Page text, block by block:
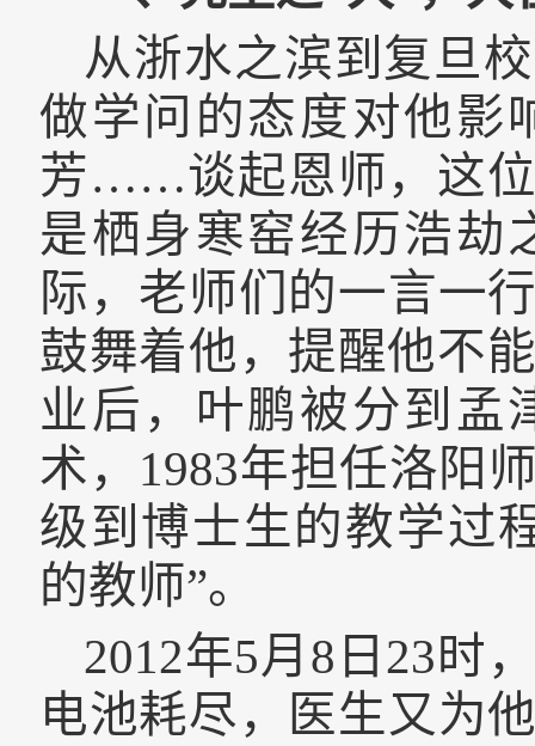
从浙水之滨到复旦
做学问的态度对他影
芳……谈起恩师，这位
是栖身寒窑经历浩劫
际，老师们的一言一
鼓舞着他，提醒他不
业后，叶鹏被分到孟
术， 1983年担任洛阳
级到博士生的教学过
的教师”。
2012年5月 8 日 23时
电池耗尽，医生又为